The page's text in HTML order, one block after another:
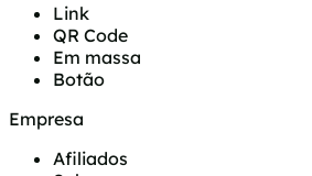
Link
QR Code
Em massa
Botão
Empresa
Afiliados